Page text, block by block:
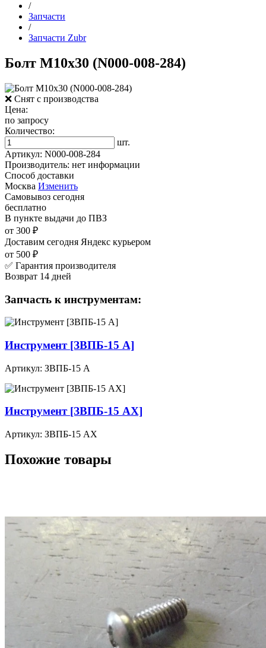
/
Запчасти
/
Запчасти Zubr
Болт M10x30 (N000-008-284)
❌ Снят с производства
Цена:
по запросу
Количество:
шт.
Артикул: N000-008-284
Производитель: нет информации
Способ доставки
Москва Изменить
Самовывоз сегодня
бесплатно
В пункте выдачи до ПВЗ
от 300 ₽
Доставим сегодня Яндекс курьером
от 500 ₽
✅ Гарантия производителя
Возврат 14 дней
Запчасть к инструментам:
Инструмент [ЗВПБ-15 А]
Артикул: ЗВПБ-15 А
Инструмент [ЗВПБ-15 АХ]
Артикул: ЗВПБ-15 АХ
Похожие товары